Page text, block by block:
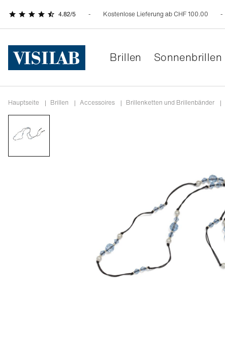
Kostenlose Lieferung ab CHF 100.00
Brillen Sonnenbrillen
Hauptseite | Brillen | Accessoires | Brillenketten und Brillenbänder |